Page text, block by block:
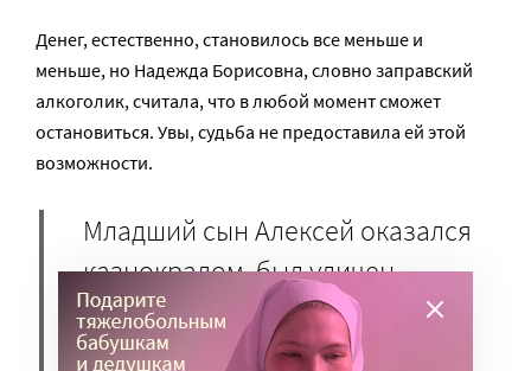
Денег, естественно, становилось все меньше и
меньше, но Надежда Борисовна, словно заправский
алкоголик, считала, что в любой момент сможет
остановиться. Увы, судьба не предоставила ей этой
возможности.
Младший сын Алексей оказался
казнокрадом, был уличен,
практически решился на
самоубийство. Чтобы не